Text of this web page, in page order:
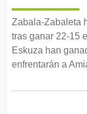
Zabala-Zabaleta
tras ganar 22-15
Eskuza han
enfrentarán a